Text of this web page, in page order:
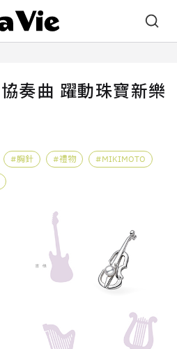
奏曲 躍動珠寶新樂
胸針 禮物 MIKIMOTO